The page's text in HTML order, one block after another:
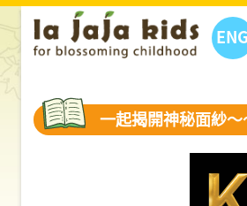
ENG
一起揭開神秘面紗